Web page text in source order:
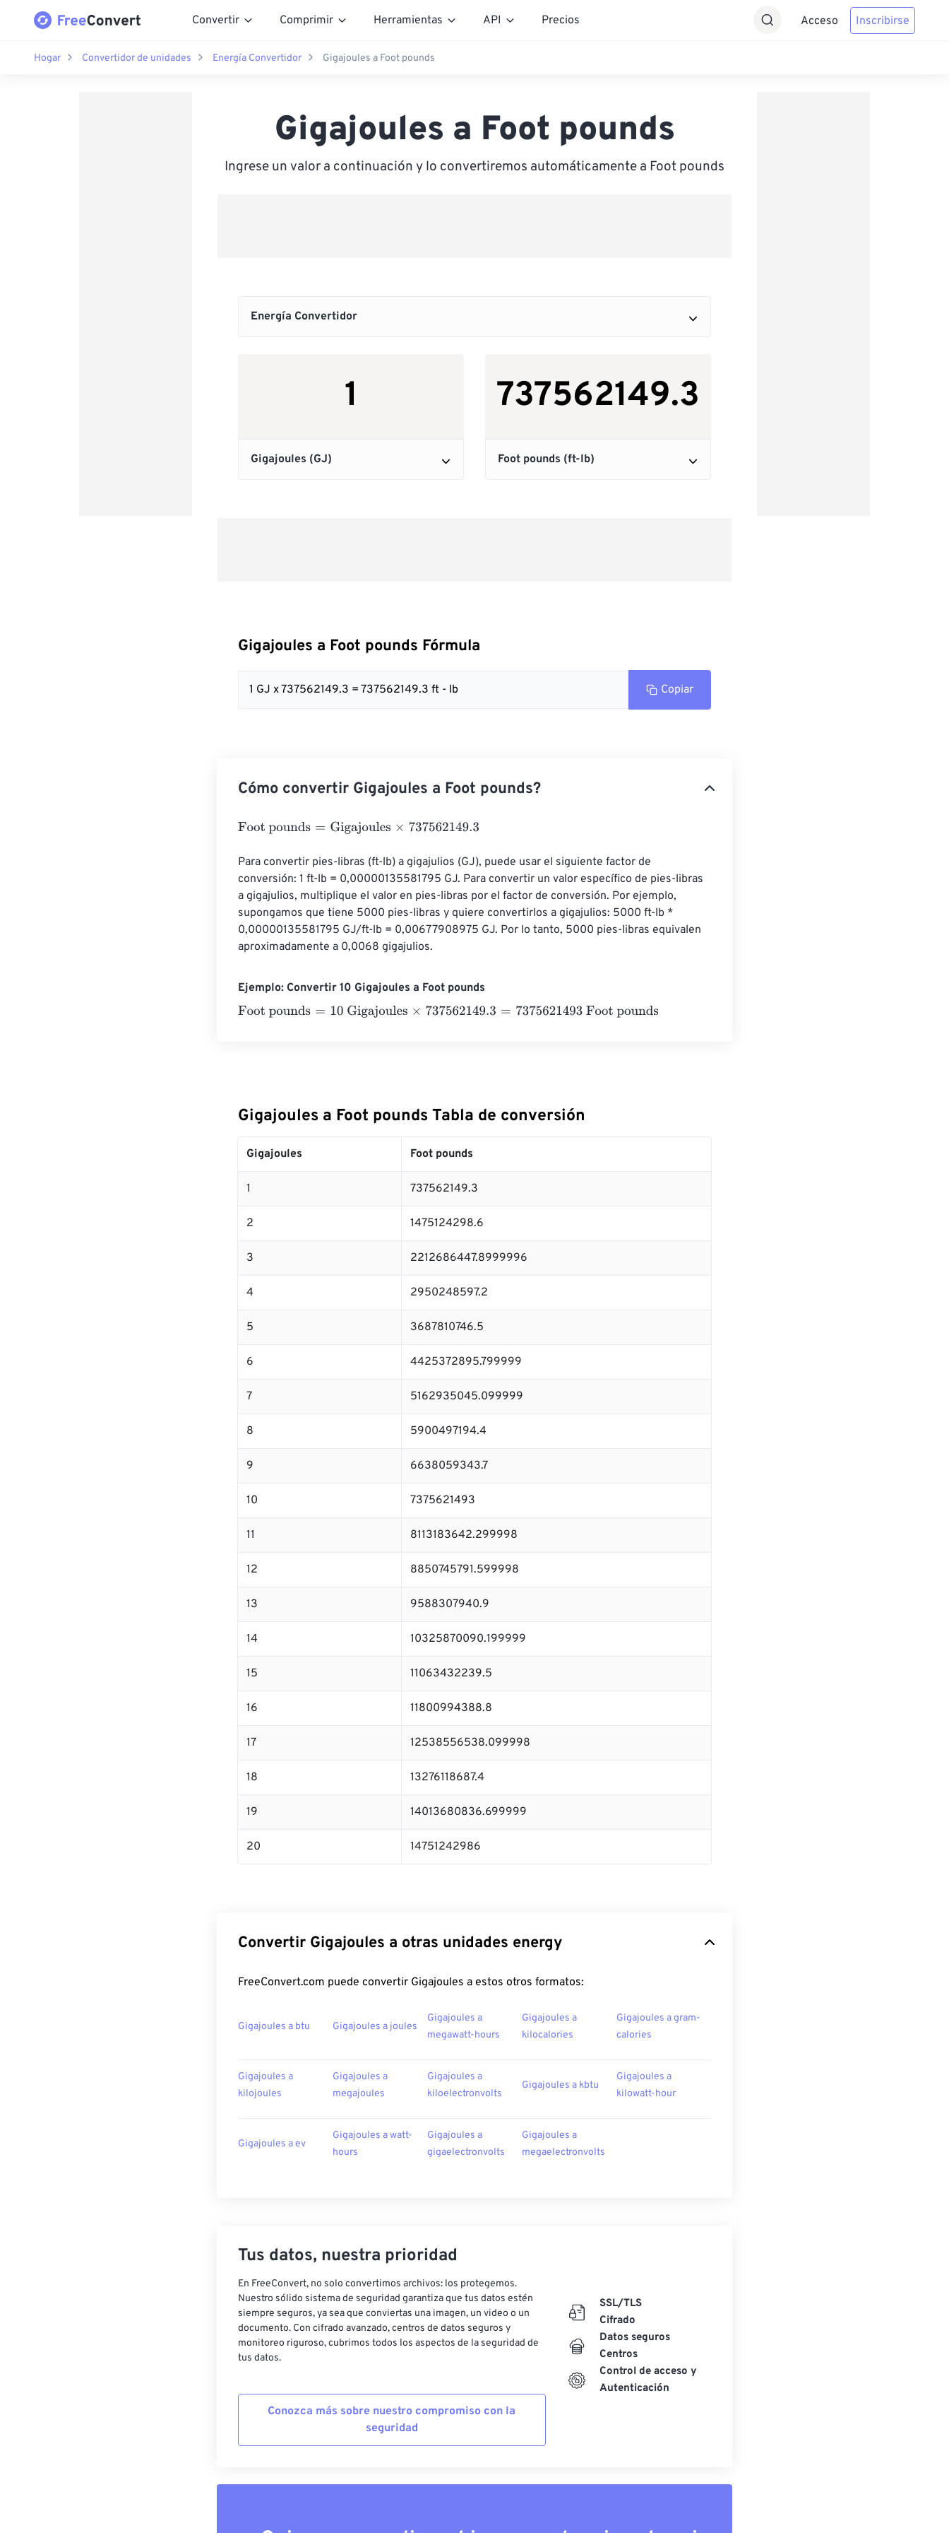
Convertir Comprimir Herramientas API Precios Acceso Inscribirse
Hogar Convertidor de unidades Energía Convertidor Gigajoules a Foot pounds
Gigajoules a Foot pounds
Ingrese un valor a continuación y lo convertiremos automáticamente a Foot pounds
Gigajoules a Foot pounds Fórmula
1 GJ x 737562149.3 = 737562149.3 ft - lb Copiar
Cómo convertir Gigajoules a Foot pounds?
Foot pounds=Gigajoules×737562149.3
Para convertir pies-libras (ft-lb) a gigajulios (GJ), puede usar el siguiente factor de
conversión: 1 ft-lb = 0,00000135581795 GJ. Para convertir un valor específico de pies-libras
a gigajulios, multiplique el valor en pies-libras por el factor de conversión. Por ejemplo,
supongamos que tiene 5000 pies-libras y quiere convertirlos a gigajulios: 5000 ft-lb *
0,00000135581795 GJ/ft-lb = 0,00677908975 GJ. Por lo tanto, 5000 pies-libras equivalen
aproximadamente a 0,0068 gigajulios.
Ejemplo: Convertir 10 Gigajoules a Foot pounds
Foot pounds=10 Gigajoules×737562149.3=7375621493 Foot pounds
Gigajoules a Foot pounds Tabla de conversión
Gigajoules Foot pounds
1 737562149.3
2 1475124298.6
3 2212686447.8999996
4 2950248597.2
5 3687810746.5
6 4425372895.799999
7 5162935045.099999
8 5900497194.4
9 6638059343.7
10 7375621493
11 8113183642.299998
12 8850745791.599998
13 9588307940.9
14 10325870090.199999
15 11063432239.5
16 11800994388.8
17 12538556538.099998
18 13276118687.4
19 14013680836.699999
20 14751242986
Convertir Gigajoules a otras unidades energy
FreeConvert.com puede convertir Gigajoules a estos otros formatos:
Gigajoules a btu Gigajoules a joules
Gigajoules a
megawatt-hours
Gigajoules a
kilocalories
Gigajoules a gram-
calories
Gigajoules a
kilojoules
Gigajoules a
megajoules
Gigajoules a
kiloelectronvolts
Gigajoules a kbtu
Gigajoules a
kilowatt-hour
Gigajoules a ev
Gigajoules a watt-
hours
Gigajoules a
gigaelectronvolts
Gigajoules a
megaelectronvolts
Tus datos, nuestra prioridad
En FreeConvert, no solo convertimos archivos: los protegemos.
Nuestro sólido sistema de seguridad garantiza que tus datos estén
siempre seguros, ya sea que conviertas una imagen, un video o un
documento. Con cifrado avanzado, centros de datos seguros y
monitoreo riguroso, cubrimos todos los aspectos de la seguridad de
tus datos.
Conozca más sobre nuestro compromiso con la
seguridad
SSL/TLS
Cifrado
Datos seguros
Centros
Control de acceso y
Autenticación